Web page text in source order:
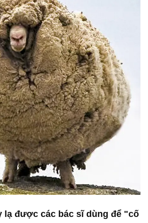
lạ được các bác sĩ dùng để "cố